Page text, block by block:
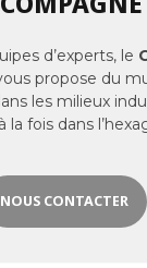
d’experts, le
propose du
les milieux
fois dans
NOUS CONTACTER